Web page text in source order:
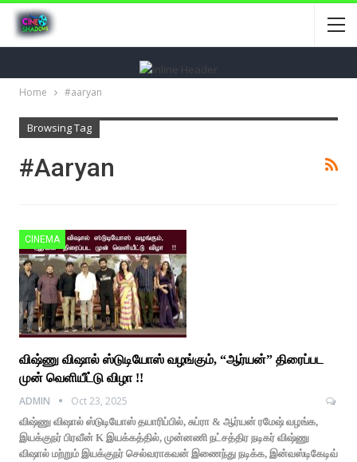
Home #aaryan
Browsing Tag
#aaryan
CINEMA
விஷ்ணு விஷால் ஸ்டுடியோஸ் வழங்கும், “ஆர்யன்” திரைப்பட
முன் வெளியீட்டு விழா !!
ADMIN
Oct 23, 2025
விஷ்ணு விஷால் ஸ்டுடியோஸ் தயாரிப்பில், சுப்ரா & ஆர்யன் ரமேஷ் வழங்க,
இயக்குநர் பிரவீன் K இயக்கத்தில், முன்னணி நட்சத்திர நடிகர் விஷ்ணு
விஷால் மற்றும் இயக்குநர் செல்வராகவன் இணைந்து நடிக்க, இன்வஸ்டிகேடிவ்